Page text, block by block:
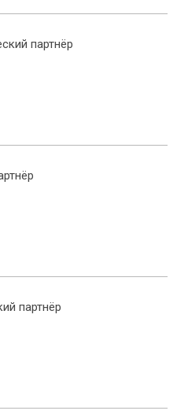
партнёр
партнёр